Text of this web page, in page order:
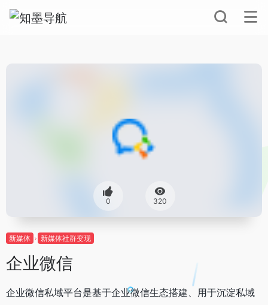
0 320
新媒体 新媒体社群变现
企业微信
企业微信私域平台是基于企业微信生态搭建、用于‌沉淀私域